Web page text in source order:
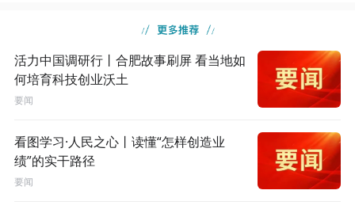
活力中国调研行丨合肥故事刷屏 看当地如
何培育科技创业沃土
要闻
看图学习·人民之心丨读懂“怎样创造业
绩”的实干路径
要闻